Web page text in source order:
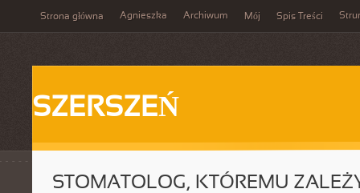
Strona główna Agnieszka Archiwum Mój Spis Treści
SZERSZEŃ
STOMATOLOG, KTÓREMU